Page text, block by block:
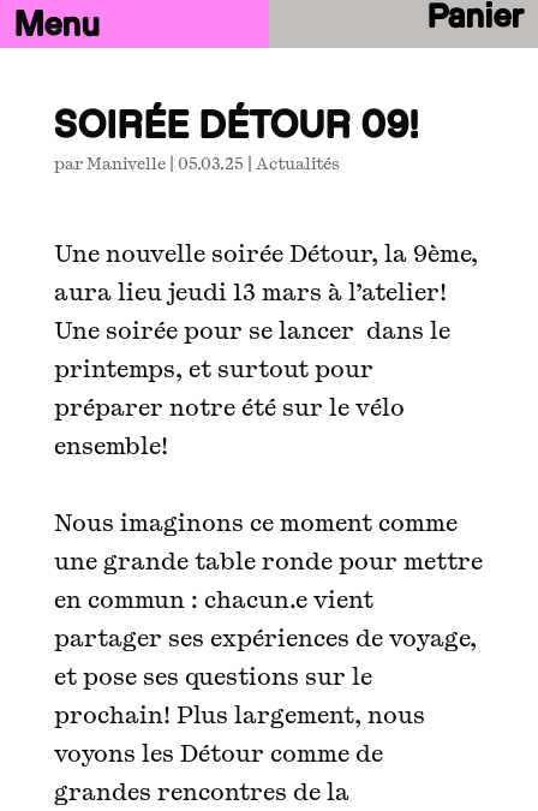
Panier
SOIRÉE DÉTOUR 09!
parManivelle| 05.03.25 | Actualités
Une nouvelle soirée Détour, la 9ème,
aura lieu jeudi 13 mars à l’atelier!
Une soirée pour se lancer dans le
printemps, et surtout pour
préparer notre été sur le vélo
ensemble!
Nous imaginons ce moment comme
une grande table ronde pour mettre
en commun : chacun.e vient
partager ses expériences de voyage,
et pose ses questions sur le
prochain! Plus largement, nous
voyons les Détour comme de
grandes rencontres de la